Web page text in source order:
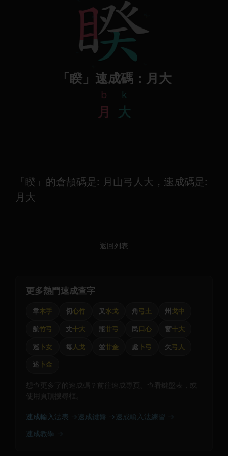
「睽」速成碼：月大
b
月
k
大
「睽」的倉頡碼是: 月山弓人大，速成碼是:
月大
返回列表
更多熱門速成查字
韋木手 切心竹 叉 水戈 角弓土 州 戈中
航竹弓 丈十大 瓶廿弓 民口心 窗十大
巡 卜女 每人戈 並廿金 處 卜弓 欠弓人
述 卜金
想查更多字的速成碼？前往速成專頁、查看鍵盤表，或
使用頁頂搜尋框。
速成輸入法表 → 速成鍵盤 → 速成輸入法練習 →
速成教學 →